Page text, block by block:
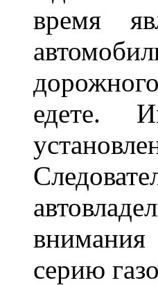
время
едете.
внимания
серию